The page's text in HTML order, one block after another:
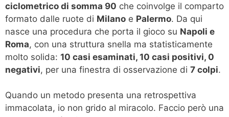
ciclometrico di somma 90 che coinvolge il comparto
formato dalle ruote di Milano e Palermo. Da qui
nasce una procedura che porta il gioco su Napoli e
Roma, con una struttura snella ma statisticamente
molto solida: 10 casi esaminati, 10 casi positivi, 0
negativi, per una finestra di osservazione di 7 colpi.
Quando un metodo presenta una retrospettiva
immacolata, io non grido al miracolo. Faccio però una